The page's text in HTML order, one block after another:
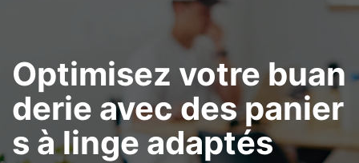
Optimisez votre buan
derie avec des panier
s à linge adaptés